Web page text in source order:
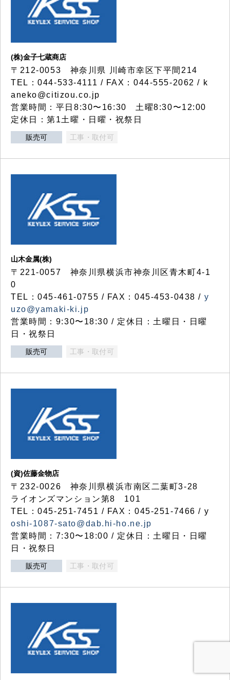
(株)金子七蔵商店
〒212-0053 神奈川県 川崎市幸区下平間214
TEL：044-533-4111 / FAX：044-555-2062 / k
aneko@citizou.co.jp
営業時間：平日8:30〜16:30 土曜8:30〜12:00
定休日：第1土曜・日曜・祝祭日
販売可 工事・取付可
山木金属(株)
〒221-0057 神奈川県横浜市神奈川区青木町4-1
0
TEL：045-461-0755 / FAX：045-453-0438 / y
uzo@yamaki-ki.jp
営業時間：9:30〜18:30 / 定休日：土曜日・日曜
日・祝祭日
販売可 工事・取付可
(資)佐藤金物店
〒232-0026 神奈川県横浜市南区二葉町3-28
ライオンズマンション第8 101
TEL：045-251-7451 / FAX：045-251-7466 / y
oshi-1087-sato@dab.hi-ho.ne.jp
営業時間：7:30〜18:00 / 定休日：土曜日・日曜
日・祝祭日
販売可 工事・取付可